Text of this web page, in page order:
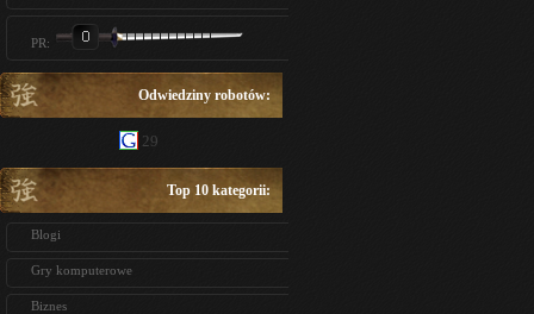
PR:
Odwiedziny robotów:
29
Top 10 kategorii:
Blogi
Gry komputerowe
Biznes